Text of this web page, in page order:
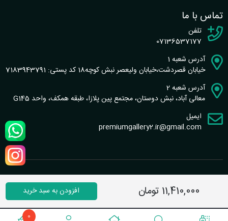
0
11,410,000 تومان افزودن به سبد خرید
تماس با ما
تلفن
07136537177
آدرس شعبه 1
خیابان قصردشت،خیابان ولیعصر نبش کوچه18 کد پستی: 7183943791
آدرس شعبه 2
معالی آباد، نبش دوستان، مجتمع پین پلازا، طبقه همکف، واحد G145
ایمیل
premiumgallery2.ir@gmail.com
تماس با ما
قوانین سایت